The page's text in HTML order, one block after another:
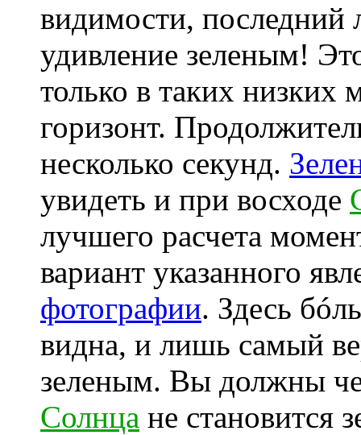
видимости, последний
удивление зеленым!
только в таких низких
горизонт.
несколько секунд.
увидеть и при восходе
лучшего расчета
вариант указанного
фотографии. Здесь
видна, и лишь самый
зеленым. Вы должны
Солнца не становится